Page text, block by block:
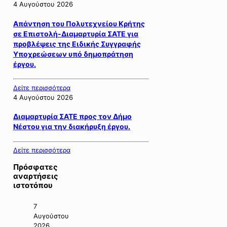
4 Αυγούστου 2026
Απάντηση του Πολυτεχνείου Κρήτης
σε Επιστολή-Διαμαρτυρία ΣΑΤΕ για
προβλέψεις της Ειδικής Συγγραφής
Υποχρεώσεων υπό δημοπράτηση
έργου.
Δείτε περισσότερα
4 Αυγούστου 2026
Διαμαρτυρία ΣΑΤΕ προς τον Δήμο
Νέστου για την διακήρυξη έργου.
Δείτε περισσότερα
Πρόσφατες
αναρτήσεις
ιστοτόπου
7
Αυγούστου